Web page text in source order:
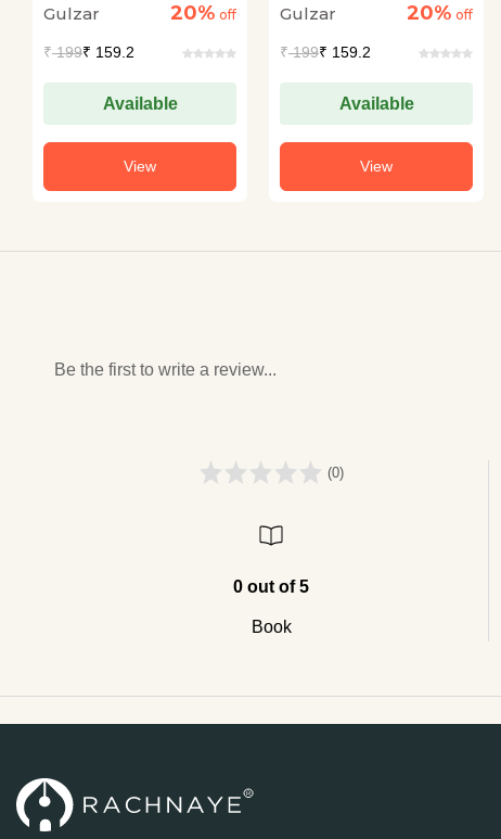
Gulzar
20% off
₹199₹ 159.2
Available
View
Gulzar
20% off
₹199₹ 159.2
Available
View
Be the first to write a review...
(0)
0 out of 5
Book